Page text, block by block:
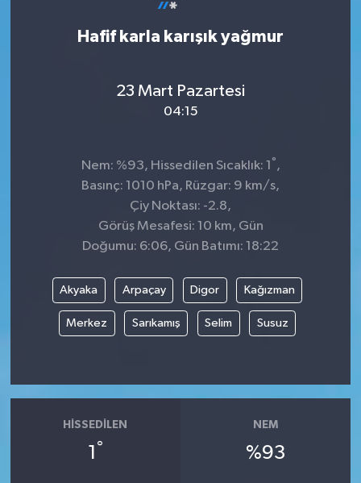
Hafif karla karışık yağmur
23 Mart Pazartesi
04:15
Nem: %93, Hissedilen Sıcaklık: 1 °,
Basınç: 1010 hPa, Rüzgar: 9 km/s,
Çiy Noktası: -2.8,
Görüş Mesafesi: 10 km, Gün
Doğumu: 6:06, Gün Batımı: 18:22
Akyaka Arpaçay Digor Kağızman
Merkez Sarıkamış Selim Susuz
HISSEDILEN
1 °
NEM
%93